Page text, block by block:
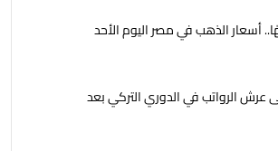
عرش الرواتب في الدوري التركي بعد